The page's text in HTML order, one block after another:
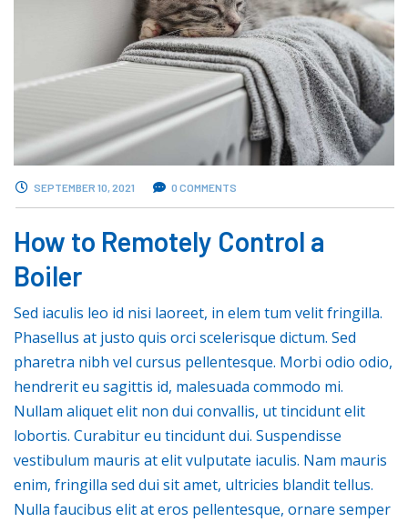
SEPTEMBER 10, 2021 0 COMMENTS
How to Remotely Control a
Boiler
Sed iaculis leo id nisi laoreet, in elem tum velit fringilla.
Phasellus at justo quis orci scelerisque dictum. Sed
pharetra nibh vel cursus pellentesque. Morbi odio odio,
hendrerit eu sagittis id, malesuada commodo mi.
Nullam aliquet elit non dui convallis, ut tincidunt elit
lobortis. Curabitur eu tincidunt dui. Suspendisse
vestibulum mauris at elit vulputate iaculis. Nam mauris
enim, fringilla sed dui sit amet, ultricies blandit tellus.
Nulla faucibus elit at eros pellentesque, ornare semper